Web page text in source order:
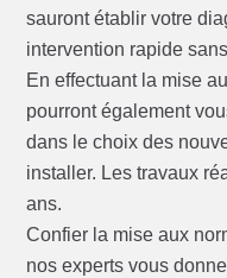
sauront établir votre
intervention rapide
En effectuant la mise
pourront également
dans le choix des
installer. Les travaux
ans.
Confier la mise aux
nos experts vous